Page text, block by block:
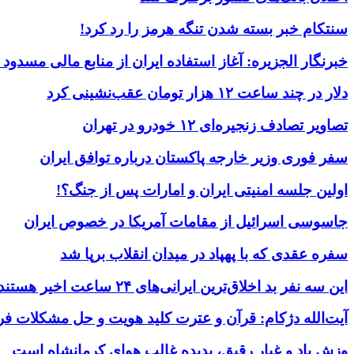
سنتکام خبر بسته شدن تنگه هرمز را رد کرد!
خبرنگار الجزیره: آغاز استفاده ایران از منابع مالی
دلار در چند ساعت ۱۲ هزار تومان عقب‌نشینی کرد
تصاویر تصادف زنجیره‌ای ۱۲ خودرو در تهران
سفر فوری وزیر خارجه پاکستان درباره توافق ایران
اولین جلسه امنیتی ایران و امارات پس از جنگ؟!
جاسوسی اسرائیل از مقامات آمریکا در خصوص ایران
سفره عقدی که با پهپاد در میدان انقلاب برپا شد
این سه نفر بد اخلاق‌ترین ایرانی‌های ۲۴ ساعت اخیر هستند
آیت‌الله دژکام: قرآن و عترت کلید هویت و حل مشکلات
وزش باد و غبار رقیق، پدیده غالب هوای کرمانشاه است